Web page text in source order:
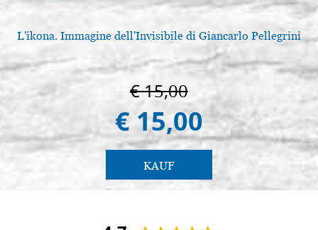
L'ikona. Immagine dell'Invisibile di Giancarlo Pellegrini
€ 15,00
€ 15,00
KAUF